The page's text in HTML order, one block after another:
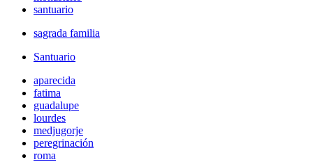
santuario
sagrada familia
Santuario
aparecida
fatima
guadalupe
lourdes
medjugorje
peregrinación
roma